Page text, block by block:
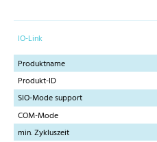
IO-Link
Produktname
Produkt-ID
SIO-Mode support
COM-Mode
min. Zykluszeit